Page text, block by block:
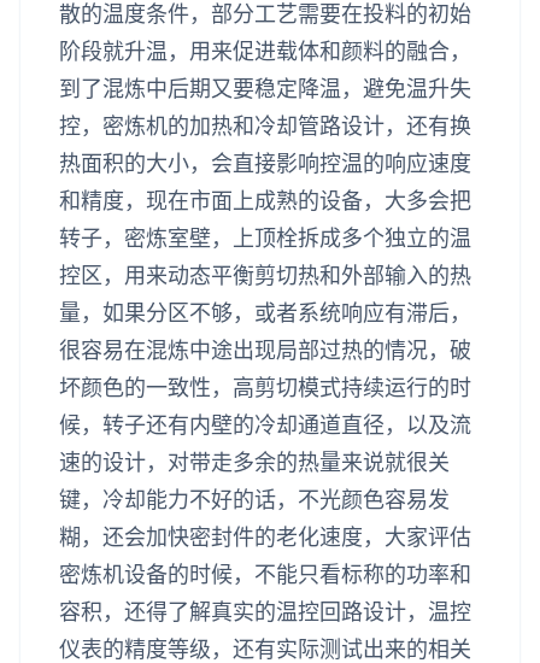
散的温度条件，部分工艺需要在投料的初始
阶段就升温，用来促进载体和颜料的融合，
到了混炼中后期又要稳定降温，避免温升失
控，密炼机的加热和冷却管路设计，还有换
热面积的大小，会直接影响控温的响应速度
和精度，现在市面上成熟的设备，大多会把
转子，密炼室壁，上顶栓拆成多个独立的温
控区，用来动态平衡剪切热和外部输入的热
量，如果分区不够，或者系统响应有滞后，
很容易在混炼中途出现局部过热的情况，破
坏颜色的一致性，高剪切模式持续运行的时
候，转子还有内壁的冷却通道直径，以及流
速的设计，对带走多余的热量来说就很关
键，冷却能力不好的话，不光颜色容易发
糊，还会加快密封件的老化速度，大家评估
密炼机设备的时候，不能只看标称的功率和
容积，还得了解真实的温控回路设计，温控
仪表的精度等级，还有实际测试出来的相关